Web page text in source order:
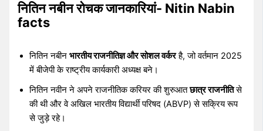
नितिन नबीन रोचक जानकारियां- Nitin Nabin
facts
नितिन नबीनभारतीय राजनीतिज्ञ और सोशल वर्करहै, जो वर्तमान 2025
में बीजेपी के राष्ट्रीय कार्यकारी अध्यक्ष बने।
नितिन नवीन ने अपने राजनीतिक करियर की शुरुआतछात्र राजनीतिसे
की थी और वे अखिल भारतीय विद्यार्थी परिषद (ABVP) से सक्रिय रूप
से जुड़े रहे।